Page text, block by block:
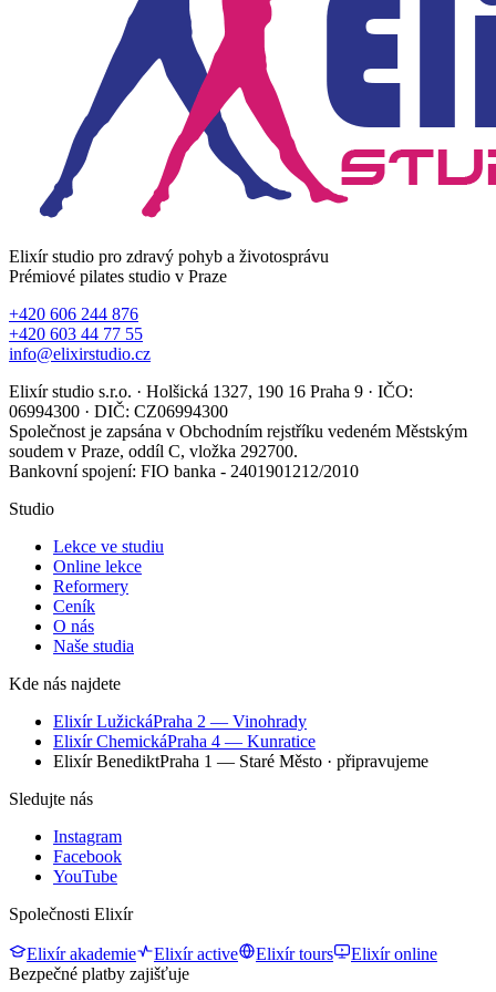
Elixír studio pro zdravý pohyb a životosprávu
Prémiové pilates studio v Praze
+420 606 244 876
+420 603 44 77 55
info@elixirstudio.cz
Elixír studio s.r.o. · Holšická 1327, 190 16 Praha 9 · IČO:
06994300 · DIČ: CZ06994300
Společnost je zapsána v Obchodním rejstříku vedeném Městským
soudem v Praze, oddíl C, vložka 292700.
Bankovní spojení: FIO banka - 2401901212/2010
Studio
Lekce ve studiu
Online lekce
Reformery
Ceník
O nás
Naše studia
Kde nás najdete
Elixír LužickáPraha 2 — Vinohrady
Elixír ChemickáPraha 4 — Kunratice
Elixír BenediktPraha 1 — Staré Město · připravujeme
Sledujte nás
Instagram
Facebook
YouTube
Společnosti Elixír
Elixír akademie Elixír active Elixír tours
Elixír online
Bezpečné platby zajišťuje